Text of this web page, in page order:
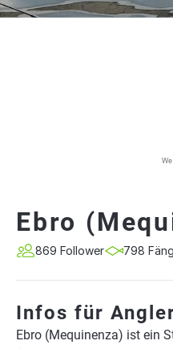
Ebro
869 Follower 798
Infos für
Ebro (Mequinenza) ist ein